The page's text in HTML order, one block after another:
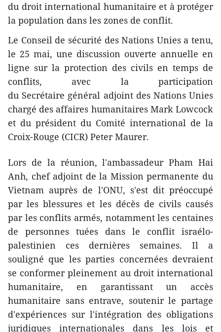
du droit international humanitaire et à protéger
la population dans les zones de conflit.
Le Conseil de sécurité des Nations Unies a tenu,
le 25 mai, une discussion ouverte annuelle en
ligne sur la protection des civils en temps de
conflits, avec la participation
du Secrétaire général adjoint des Nations Unies
chargé des affaires humanitaires Mark Lowcock
et du président du Comité international de la
Croix-Rouge (CICR) Peter Maurer.
Lors de la réunion, l'ambassadeur Pham Hai
Anh, chef adjoint de la Mission permanente du
Vietnam auprès de l'ONU, s'est dit préoccupé
par les blessures et les décès de civils causés
par les conflits armés, notamment les centaines
de personnes tuées dans le conflit israélo-
palestinien ces dernières semaines. Il a
souligné que les parties concernées devraient
se conformer pleinement au droit international
humanitaire, en garantissant un accès
humanitaire sans entrave, soutenir le partage
d'expériences sur l'intégration des obligations
juridiques internationales dans les lois et